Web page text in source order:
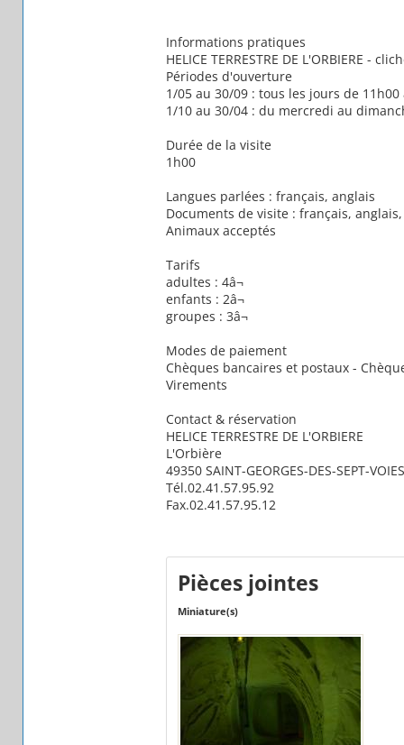
Informations pratiques
HELICE TERRESTRE DE L'ORBIERE -
Périodes d'ouverture
1/05 au 30/09 : tous les jours de
1/10 au 30/04 : du mercredi au
Durée de la visite
1h00
Langues parlées : français, anglais
Documents de visite : français,
Animaux acceptés
Tarifs
adultes : 4â¬
enfants : 2â¬
groupes : 3â¬
Modes de paiement
Chèques bancaires et postaux -
Virements
Contact & réservation
HELICE TERRESTRE DE L'ORBIERE
L'Orbière
49350 SAINT-GEORGES-DES-SEPT-VOIES
Tél.02.41.57.95.92
Fax.02.41.57.95.12
Pièces jointes
Miniature(s)